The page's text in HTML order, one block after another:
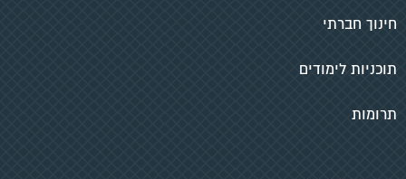
חינוך חברתי
תוכניות לימודים
תרומות